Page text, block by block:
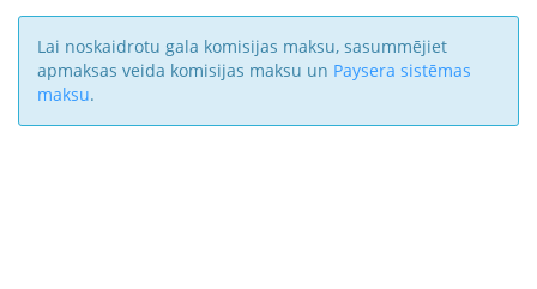
Lai noskaidrotu gala komisijas maksu, sasummējiet
apmaksas veida komisijas maksu un Paysera sistēmas
maksu.